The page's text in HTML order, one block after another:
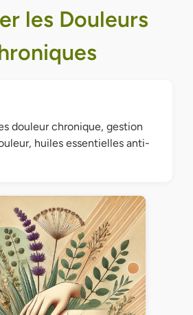
les Douleurs
douleur chronique, gestion
huiles essentielles anti-